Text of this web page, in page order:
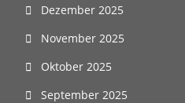
Dezember 2025
November 2025
Oktober 2025
September 2025